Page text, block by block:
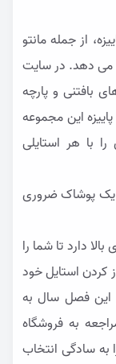
از جمله مانتو
می دهد. در سایت
بافتنی و پارچه
این مجموعه
با هر استایلی
یک پوشاک ضروری
دارد تا شما را
کردن استایل خود
این فصل سال به
به فروشگاه
به سادگی انتخاب